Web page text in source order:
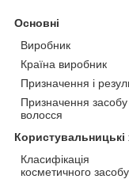
Основні
Виробник
Країна виробник
Призначення і
Призначення
волосся
Користувальницькі
Класифікація
косметичного засобу